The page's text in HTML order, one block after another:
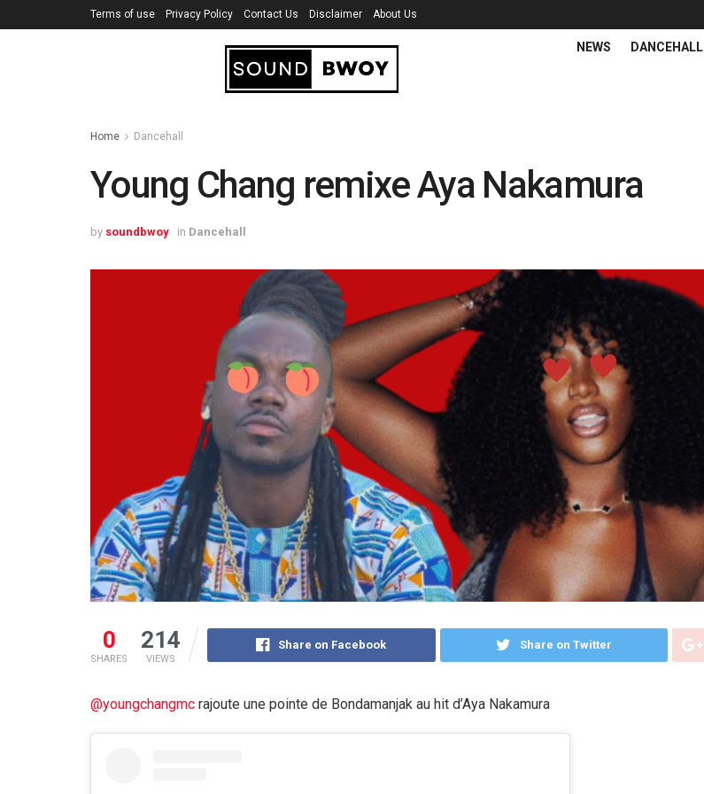
Terms of use Privacy Policy Contact Us Disclaimer About Us
NEWS DANCEHALL
Home Dancehall
Young Chang remixe Aya Nakamura
by soundbwoy in Dancehall
0
SHARES
214
VIEWS
Share on Facebook Share on Twitter
@youngchangmc rajoute une pointe de Bondamanjak au hit d’Aya Nakamura